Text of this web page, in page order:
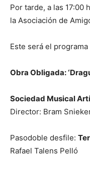
Por tarde, a las 17:00
la Asociación de
Este será el
Obra Obligada:
Sociedad Musical
Director: Bram
Pasodoble desfile:
Rafael Talens Pelló